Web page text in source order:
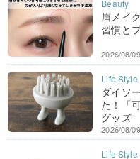
眉メイ
習慣と
2026/08/
ダイソ
た！「
グッズ
2026/08/